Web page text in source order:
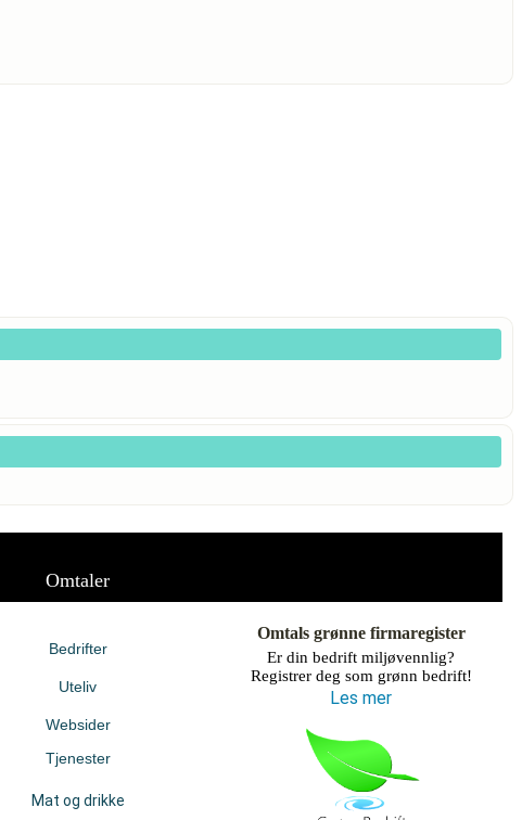
Omtaler
Bedrifter
Uteliv
Websider
Tjenester
Mat og drikke
Omtals grønne firmaregister
Er din bedrift miljøvennlig?
Registrer deg som grønn bedrift!
Les mer